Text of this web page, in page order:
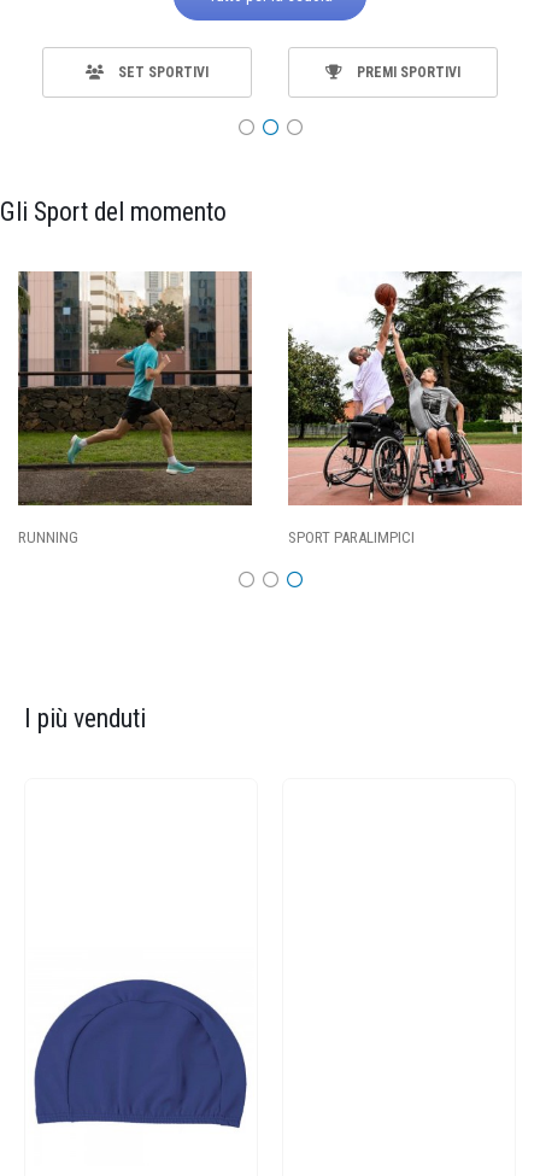
SET SPORTIVI PREMI SPORTIVI
Gli Sport del momento
SPORT PARALIMPICI
I più venduti